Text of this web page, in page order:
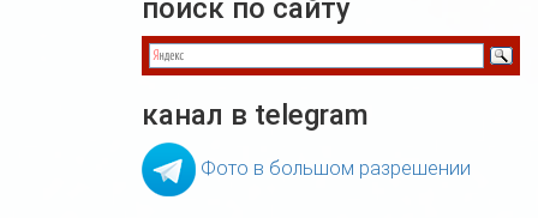
поиск по сайту
канал в telegram
Фото в большом разрешении